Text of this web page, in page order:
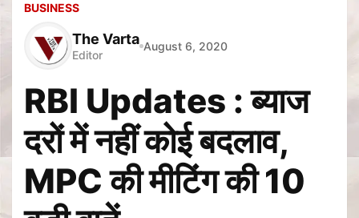
BUSINESS
The Varta
Editor
August 6, 2020
RBI Updates : ब्याज
दरों में नहीं कोई बदलाव,
MPC की मीटिंग की 10